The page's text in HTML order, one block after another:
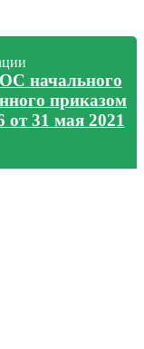
начального
приказом
31 мая 2021